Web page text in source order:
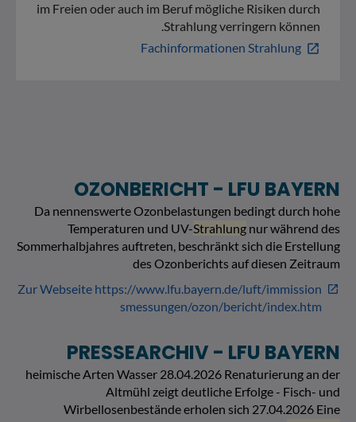
im Freien oder auch im Beruf mögliche Risiken durch
Strahlung verringern können.
open_in_new
Fachinformationen Strahlung